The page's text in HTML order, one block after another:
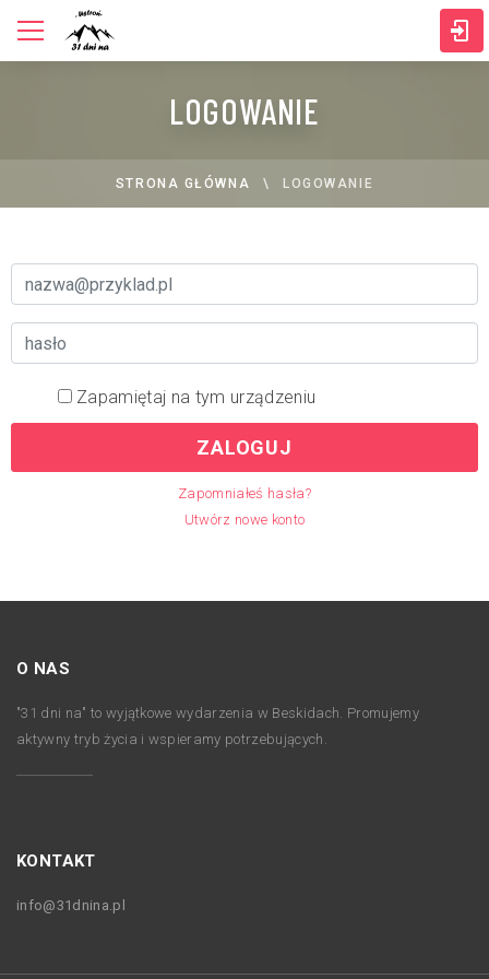
LOGOWANIE
STRONA GŁÓWNA LOGOWANIE
Zapamiętaj na tym urządzeniu
ZALOGUJ
Zapomniałeś hasła?
Utwórz nowe konto
O NAS
"31 dni na" to wyjątkowe wydarzenia w Beskidach. Promujemy
aktywny tryb życia i wspieramy potrzebujących.
KONTAKT
info@31dnina.pl